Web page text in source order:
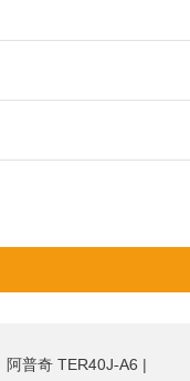
阿普奇 TER40J-A6 |